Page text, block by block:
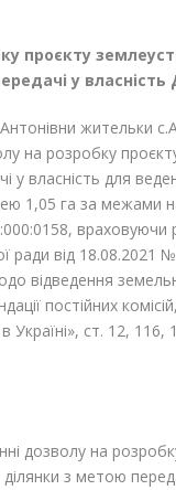
проєкту
у
жительки
на розробку
у власність для
1,05 га за межами
враховуючи
ради від
відведення
постійних
Україні», ст. 12,
дозволу на
з метою